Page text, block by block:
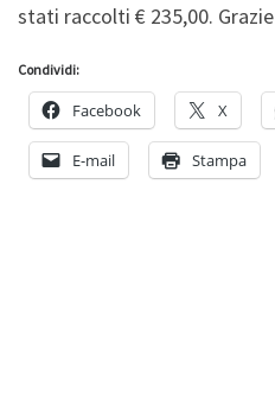
stati raccolti € 235,00. Grazie
Condividi:
Facebook X
E-mail Stampa